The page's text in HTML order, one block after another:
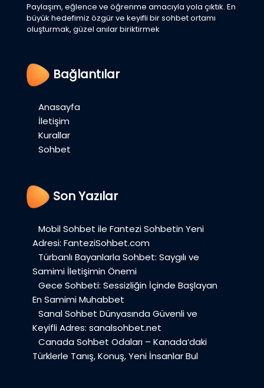
Paylaşım, eğlence ve öğrenme amacıyla yola çıktık. En
büyük hedefimiz özgür ve keyifli bir sohbet ortamı
oluşturmak, güzel anılar biriktirmek
Bağlantılar
Anasayfa
İletişim
Kurallar
Sohbet
Son Yazılar
Mobil Sohbet ile Fantezi Sohbetin Yeni
Adresi: FanteziSohbet.com
Türbanlı Bayanlarla Sohbet: Saygılı ve
Samimi İletişimin Önemi
Gece Sohbeti: Sessizliğin İçinde Başlayan
En Samimi Muhabbet
Sanal Sohbet Dünyasında Güvenli ve
Keyifli Adres: sanalsohbet.net
Canada Sohbet Odaları – Kanada’daki
Türklerle Tanış, Konuş, Yeni İnsanlar Bul